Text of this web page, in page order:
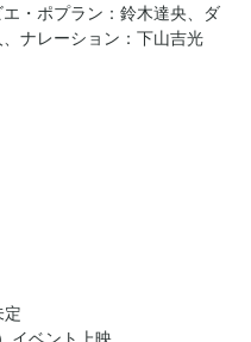
・ポプラン：鈴木達央、ダ
ナレーション：下山吉光
定